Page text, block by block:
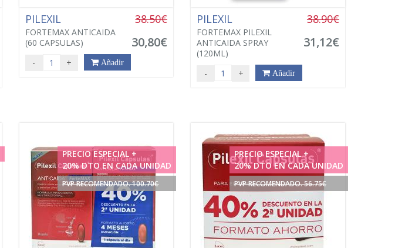
PILEXIL
FORTEMAX ANTICAIDA
(60 CAPSULAS)
38.50€
30,80€
- + Añadir
PILEXIL
FORTEMAX PILEXIL
ANTICAIDA SPRAY
(120ML)
38.90€
31,12€
- + Añadir
PRECIO ESPECIAL +
20% DTO EN CADA UNIDAD
PVP RECOMENDADO. 100.70€
PRECIO ESPECIAL +
20% DTO EN CADA UNIDAD
PVP RECOMENDADO. 56.75€